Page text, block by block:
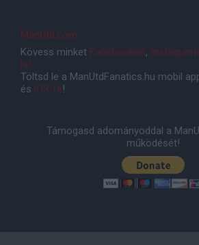
ManUtd.com
Kövess minket Facebookon,
is!
Töltsd le a ManUtdFanatics.hu mobil
és iOS-re!
Támogasd adományoddal a
működését!